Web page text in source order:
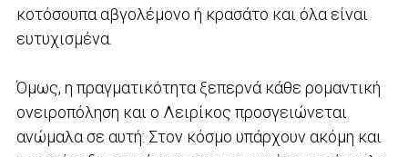
κοτόσουπα αβγολέμονο ή κρασάτο και όλα είναι
ευτυχισμένα.
Όμως, η πραγματικότητα ξεπερνά κάθε ρομαντική
ονειροπόληση και ο Λειρίκος προσγειώνεται
ανώμαλα σε αυτή: Στον κόσμο υπάρχουν ακόμη και